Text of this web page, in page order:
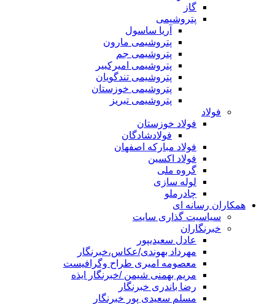
گاز
پتروشیمی
آریا ساسول
پتروشیمی مارون
پتروشیمی جم
پتروشیمی امیرکبیر
پتروشیمی تندگویان
پتروشیمی خوزستان
پتروشیمی تبریز
فولاد
فولاد خوزستان
فولادشادگان
فولاد مبارکه اصفهان
فولاد اکسین
گروه ملی
لوله سازی
چادرملو
همکاران رسانه ای
سیاسیت گذاری سایت
خبرنگاران
عادل سعیدیپور
مهرداد بهوندی/عکاس،خبرنگار
معصومه امیری طراح وگرافیست
مریم بهمنی شیمن /خبرنگار ایذه
رضا باندری خبرنگار
مسلم سعیدی پور خبرنگار